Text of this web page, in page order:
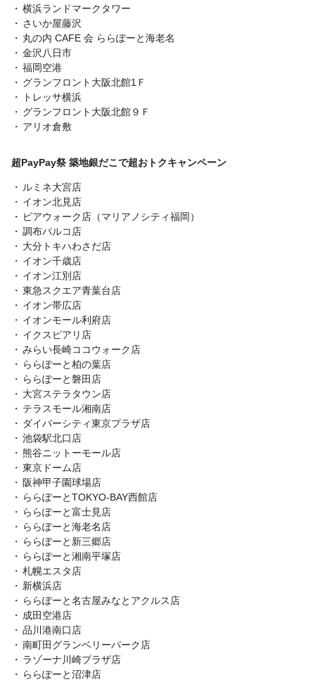
横浜ランドマークタワー
さいか屋藤沢
丸の内 CAFE 会 ららぽーと海老名
金沢八日市
福岡空港
グランフロント大阪北館1Ｆ
トレッサ横浜
グランフロント大阪北館９Ｆ
アリオ倉敷
超PayPay祭 築地銀だこで超おトクキャンペーン
ルミネ大宮店
イオン北見店
ピアウォーク店（マリアノシティ福岡）
調布パルコ店
大分トキハわさだ店
イオン千歳店
イオン江別店
東急スクエア青葉台店
イオン帯広店
イオンモール利府店
イクスピアリ店
みらい長崎ココウォーク店
ららぽーと柏の葉店
ららぽーと磐田店
大宮ステラタウン店
テラスモール湘南店
ダイバーシティ東京プラザ店
池袋駅北口店
熊谷ニットーモール店
東京ドーム店
阪神甲子園球場店
ららぽーとTOKYO-BAY西館店
ららぽーと富士見店
ららぽーと海老名店
ららぽーと新三郷店
ららぽーと湘南平塚店
札幌エスタ店
新横浜店
ららぽーと名古屋みなとアクルス店
成田空港店
品川港南口店
南町田グランベリーパーク店
ラゾーナ川崎プラザ店
ららぽーと沼津店